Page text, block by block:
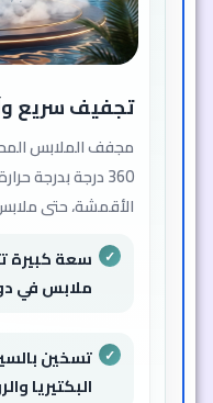
تجفيف سريع
مجفف الملابس
الأقمشة، حتى
ملابس في
تسخين
البكتيريا